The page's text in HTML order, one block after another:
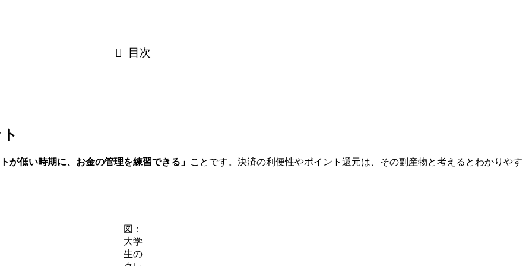
目次
が低い時期に、お金の管理を練習できる」 ことです。決済の利便性やポイント還元は、その副産物と考えるとわかりやす
図：
大学
生の